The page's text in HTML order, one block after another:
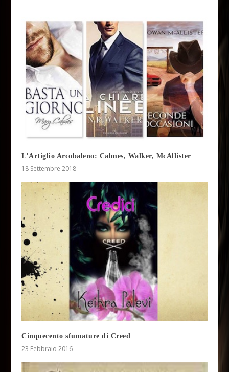
L’Artiglio Arcobaleno: Calmes, Walker, McAllister
18 Settembre 2018
Cinquecento sfumature di Creed
23 Febbraio 2016